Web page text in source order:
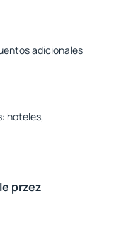
adicionales
hoteles,
przez